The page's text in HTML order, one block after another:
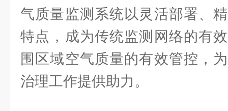
气质量监测系统以灵活部署、
特点，成为传统监测网络的有
围区域空气质量的有效管控，
治理工作提供助力。